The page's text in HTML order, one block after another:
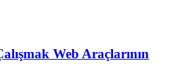
Web Araçlarının